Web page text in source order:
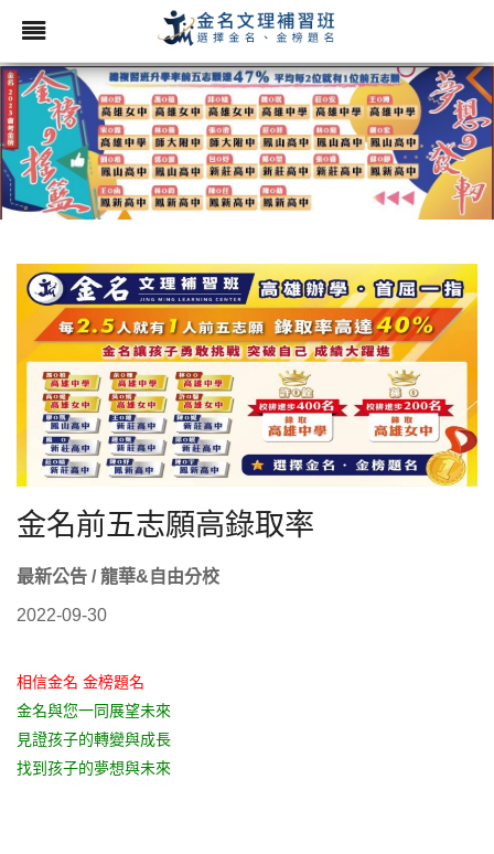
金名前五志願高錄取率
最新公告 / 龍華&自由分校
2022-09-30
相信金名 金榜題名
金名與您一同展望未來
見證孩子的轉變與成長
找到孩子的夢想與未來